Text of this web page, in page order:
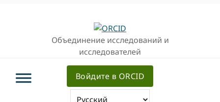
Объединение исследований и
исследователей
Войдите в ORCID